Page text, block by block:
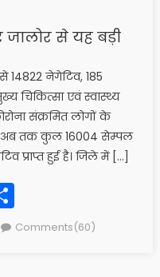
से यह बड़ी
नेगेटिव, 185
चिकित्सा एवं स्वास्थ्य
संक्रमित लोगों के
अब तक कुल 16004 सेम्पल
प्राप्त हुई है। जिले में […]
Share
Comments(60)